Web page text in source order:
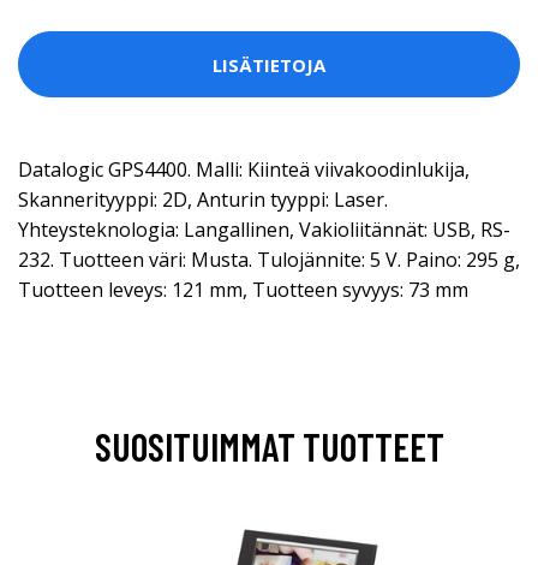
LISÄTIETOJA
Datalogic GPS4400. Malli: Kiinteä viivakoodinlukija,
Skannerityyppi: 2D, Anturin tyyppi: Laser.
Yhteysteknologia: Langallinen, Vakioliitännät: USB, RS-
232. Tuotteen väri: Musta. Tulojännite: 5 V. Paino: 295 g,
Tuotteen leveys: 121 mm, Tuotteen syvyys: 73 mm
SUOSITUIMMAT TUOTTEET